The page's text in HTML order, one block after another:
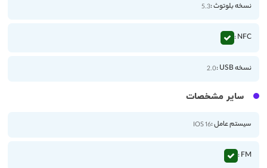
نسخه بلوتوث :5.3
NFC :
نسخه USB : 2.0
سایر مشخصات
سیستم عامل :IOS 16
FM :